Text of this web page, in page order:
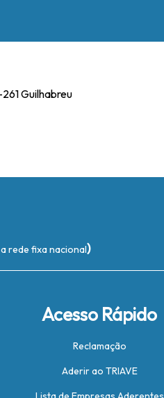
Guilhabreu
rede fixa nacional)
Acesso Rápido
Reclamação
Aderir ao TRIAVE